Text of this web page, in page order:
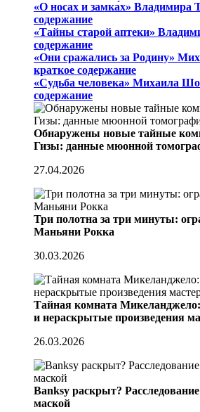
«О носах и замка́х» Владимира
содержание
«Тайны старой аптеки»
содержание
«Они сражались за Родину»
краткое содержание
«Судьба человека» Михаила
содержание
Обнаружены новые тайные
Гизы: данные мюонной
27.04.2026
Три полотна за три минуты:
Маньяни Рокка
30.03.2026
Тайная комната Микеланджело:
и нераскрытые произведения
26.03.2026
Banksy раскрыт?
маской